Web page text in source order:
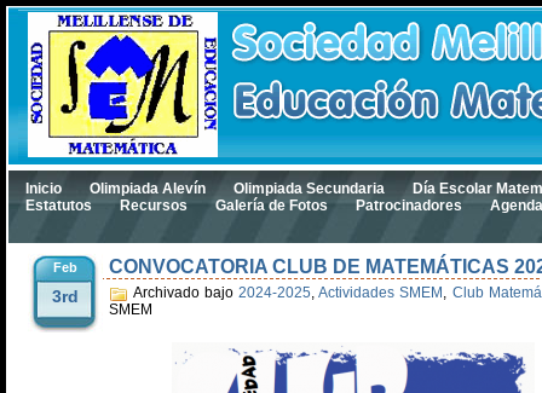
Inicio Olimpiada Alevín Olimpiada Secundaria
Día Escolar
Estatutos
Recursos Galería de Fotos Patrocinadores
Feb
3rd
CONVOCATORIA CLUB DE MATEMÁTICAS
Archivado bajo2024-2025,Actividades SMEM , Club
SMEM